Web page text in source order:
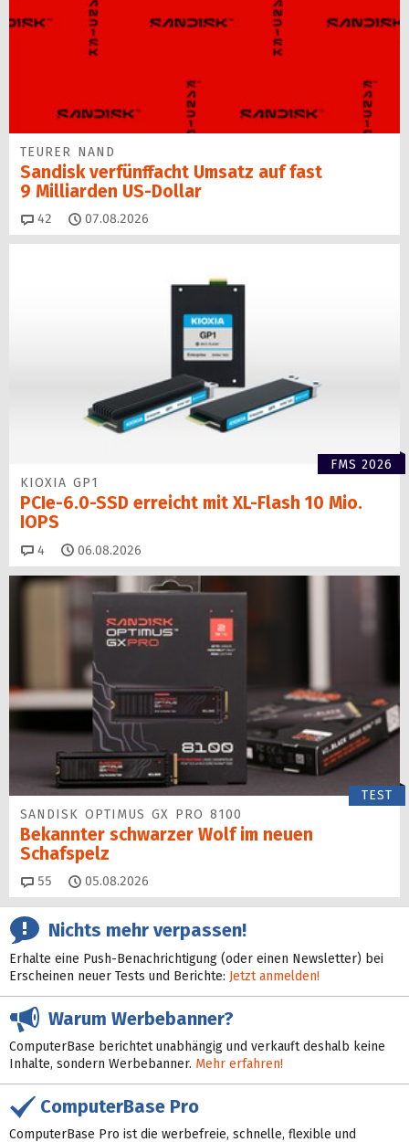
TEURER NAND
Sandisk verfünffacht Umsatz auf fast
9 Milliarden US-Dollar
42 Kommentare
07.08.2026
FMS 2026
KIOXIA GP1
PCIe-6.0-SSD erreicht mit XL-Flash 10 Mio.
IOPS
4 Kommentare
06.08.2026
TEST
SANDISK OPTIMUS GX PRO 8100
Bekannter schwarzer Wolf im neuen
Schafspelz
55 Kommentare
05.08.2026
Nichts mehr verpassen!
Erhalte eine Push-Benachrichtigung (oder einen Newsletter) bei
Erscheinen neuer Tests und Berichte: Jetzt anmelden!
Warum Werbebanner?
ComputerBase berichtet unabhängig und verkauft deshalb keine
Inhalte, sondern Werbebanner. Mehr erfahren!
ComputerBase Pro
ComputerBase Pro ist die werbefreie, schnelle, flexible und